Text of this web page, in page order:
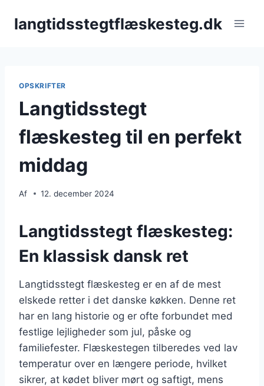
langtidsstegtflæskesteg.dk
OPSKRIFTER
Langtidsstegt
flæskesteg til en perfekt
middag
Af 12. december 2024
Langtidsstegt flæskesteg:
En klassisk dansk ret
Langtidsstegt flæskesteg er en af de mest
elskede retter i det danske køkken. Denne ret
har en lang historie og er ofte forbundet med
festlige lejligheder som jul, påske og
familiefester. Flæskestegen tilberedes ved lav
temperatur over en længere periode, hvilket
sikrer, at kødet bliver mørt og saftigt, mens